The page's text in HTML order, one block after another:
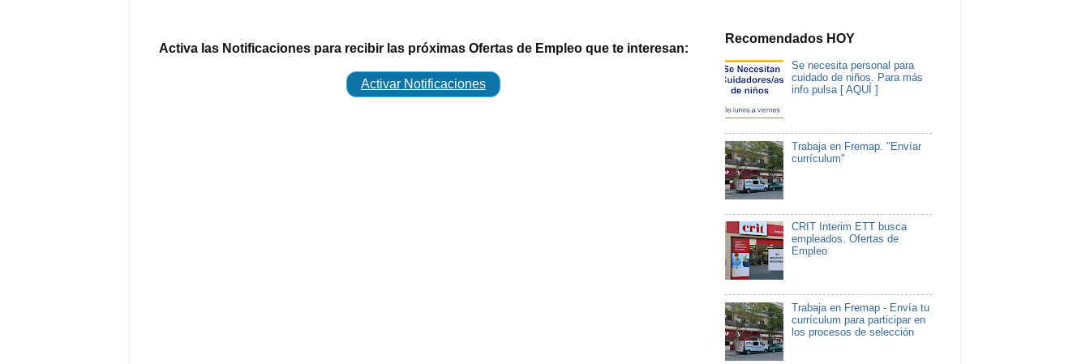
Activa las Notificaciones para recibir las próximas Ofertas de Empleo que te interesan:
Activar Notificaciones
Recomendados HOY
Se necesita personal para
cuidado de niños. Para más
info pulsa [ AQUÍ ]
Trabaja en Fremap. "Envíar
currículum"
CRIT Interim ETT busca
empleados. Ofertas de
Empleo
Trabaja en Fremap - Envía tu
currículum para participar en
los procesos de selección